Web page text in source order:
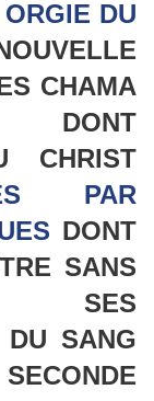
ORGIE DU
CHAMA
DONT
CHRIST
PAR
DONT
SANS
SES
DU SANG